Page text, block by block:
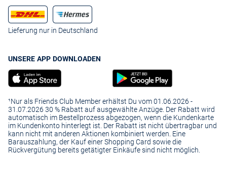
Lieferung nur in Deutschland
UNSERE APP DOWNLOADEN
¹Nur als Friends Club Member erhältst Du vom 01.06.2026 -
31.07.2026 30 % Rabatt auf ausgewählte Anzüge. Der Rabatt wird
automatisch im Bestellprozess abgezogen, wenn die Kundenkarte
im Kundenkonto hinterlegt ist. Der Rabatt ist nicht übertragbar und
kann nicht mit anderen Aktionen kombiniert werden. Eine
Barauszahlung, der Kauf einer Shopping Card sowie die
Rückvergütung bereits getätigter Einkäufe sind nicht möglich.